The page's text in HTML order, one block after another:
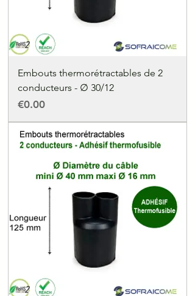
Embouts thermorétractables de 2
conducteurs - ∅ 30/12
Price
€0.00